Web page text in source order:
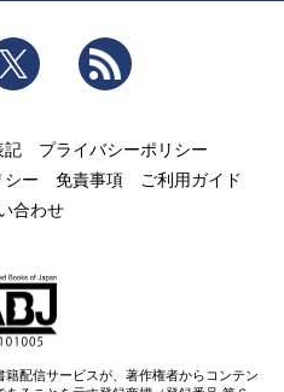
Twitter
記
プライバシーポリシー
シー 免責事項
ご利用ガイド
合わせ
配信サービスが、著作権者からコンテン